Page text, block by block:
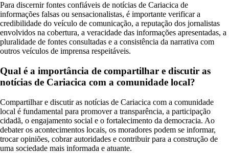
Para discernir fontes confiáveis de notícias de Cariacica de
informações falsas ou sensacionalistas, é importante verificar a
credibilidade do veículo de comunicação, a reputação dos jornalistas
envolvidos na cobertura, a veracidade das informações apresentadas, a
pluralidade de fontes consultadas e a consistência da narrativa com
outros veículos de imprensa respeitáveis.
Qual é a importância de compartilhar e discutir as
notícias de Cariacica com a comunidade local?
Compartilhar e discutir as notícias de Cariacica com a comunidade
local é fundamental para promover a transparência, a participação
cidadã, o engajamento social e o fortalecimento da democracia. Ao
debater os acontecimentos locais, os moradores podem se informar,
trocar opiniões, cobrar autoridades e contribuir para a construção de
uma sociedade mais informada e atuante.